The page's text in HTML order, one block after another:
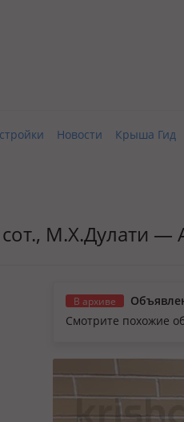
Новости Крыша Гид
М.Х.Дулати —
В архиве
Смотрите похожие